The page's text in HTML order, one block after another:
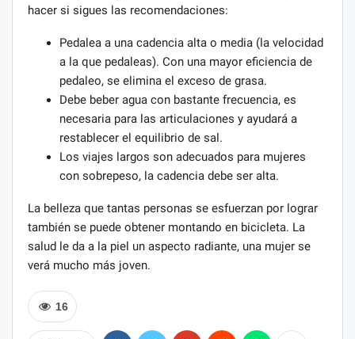
hacer si sigues las recomendaciones:
Pedalea a una cadencia alta o media (la velocidad
a la que pedaleas). Con una mayor eficiencia de
pedaleo, se elimina el exceso de grasa.
Debe beber agua con bastante frecuencia, es
necesaria para las articulaciones y ayudará a
restablecer el equilibrio de sal.
Los viajes largos son adecuados para mujeres
con sobrepeso, la cadencia debe ser alta.
La belleza que tantas personas se esfuerzan por lograr
también se puede obtener montando en bicicleta. La
salud le da a la piel un aspecto radiante, una mujer se
verá mucho más joven.
16